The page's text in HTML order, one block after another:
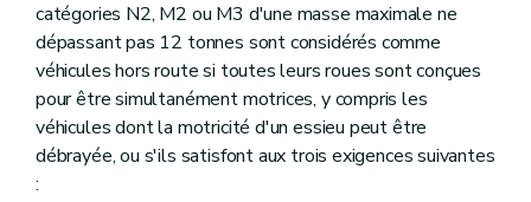
catégories N2, M2 ou M3 d'une masse maximale ne
dépassant pas 12 tonnes sont considérés comme
véhicules hors route si toutes leurs roues sont conçues
pour être simultanément motrices, y compris les
véhicules dont la motricité d'un essieu peut être
débrayée, ou s'ils satisfont aux trois exigences suivantes
: